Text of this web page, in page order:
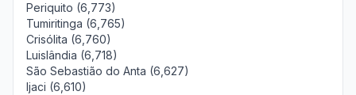
Periquito (6,773)
Tumiritinga (6,765)
Crisólita (6,760)
Luislândia (6,718)
São Sebastião do Anta (6,627)
Ijaci (6,610)